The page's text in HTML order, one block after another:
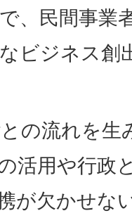
、民間事業
ビジネス創
の流れを生
活用や行政
が欠かせな